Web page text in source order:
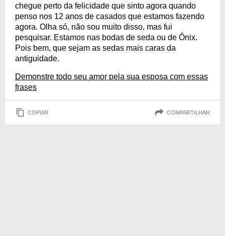
chegue perto da felicidade que sinto agora quando
penso nos 12 anos de casados que estamos fazendo
agora. Olha só, não sou muito disso, mas fui
pesquisar. Estamos nas bodas de seda ou de Ônix.
Pois bem, que sejam as sedas mais caras da
antiguidade.
Demonstre todo seu amor pela sua esposa com essas
frases
COPIAR COMPARTILHAR